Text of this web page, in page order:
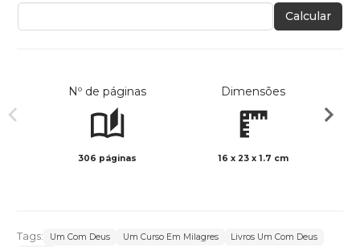
Calcular
Nº de páginas
306 páginas
Dimensões
16 x 23 x 1.7 cm
Tags: Um Com Deus Um Curso Em Milagres
Livros Um Com Deus